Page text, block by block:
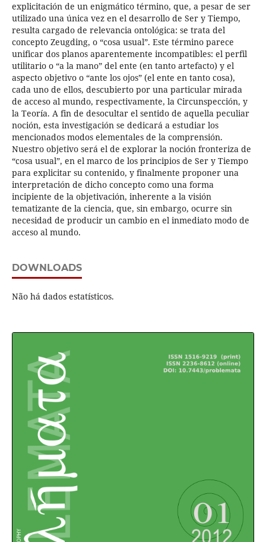
explicitación de un enigmático término, que, a pesar de ser
utilizado una única vez en el desarrollo de Ser y Tiempo,
resulta cargado de relevancia ontológica: se trata del
concepto Zeugding, o “cosa usual”. Este término parece
unificar dos planos aparentemente incompatibles: el perfil
utilitario o “a la mano” del ente (en tanto artefacto) y el
aspecto objetivo o “ante los ojos” (el ente en tanto cosa),
cada uno de ellos, descubierto por una particular mirada
de acceso al mundo, respectivamente, la Circunspección, y
la Teoría. A fin de desocultar el sentido de aquella peculiar
noción, esta investigación se dedicará a estudiar los
mencionados modos elementales de la comprensión.
Nuestro objetivo será el de explorar la noción fronteriza de
“cosa usual”, en el marco de los principios de Ser y Tiempo
para explicitar su contenido, y finalmente proponer una
interpretación de dicho concepto como una forma
incipiente de la objetivación, inherente a la visión
tematizante de la ciencia, que, sin embargo, ocurre sin
necesidad de producir un cambio en el inmediato modo de
acceso al mundo.
DOWNLOADS
Não há dados estatísticos.